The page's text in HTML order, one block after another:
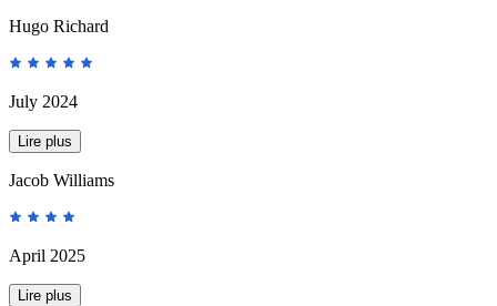
Hugo Richard
July 2024
Lire plus
Jacob Williams
April 2025
Lire plus